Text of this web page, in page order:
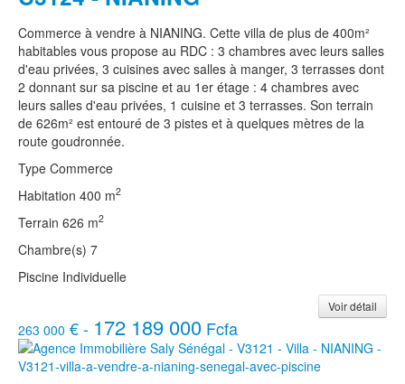
Commerce à vendre à NIANING. Cette villa de plus de 400m²
habitables vous propose au RDC : 3 chambres avec leurs salles
d'eau privées, 3 cuisines avec salles à manger, 3 terrasses dont
2 donnant sur sa piscine et au 1er étage : 4 chambres avec
leurs salles d'eau privées, 1 cuisine et 3 terrasses. Son terrain
de 626m² est entouré de 3 pistes et à quelques mètres de la
route goudronnée.
Type Commerce
Habitation 400 m2
Terrain 626 m2
Chambre(s) 7
Piscine Individuelle
Voir détail
263 000 € - 172 189 000 Fcfa